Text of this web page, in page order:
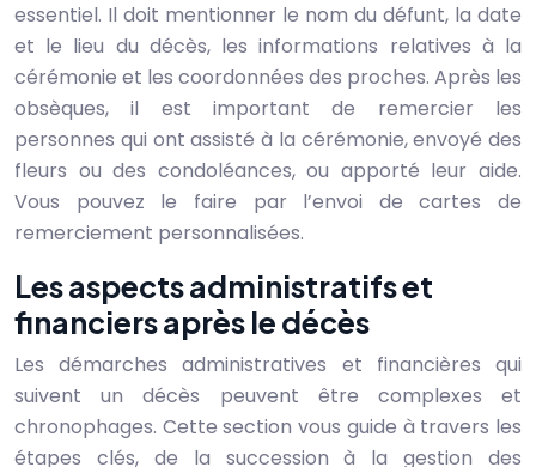
essentiel. Il doit mentionner le nom du défunt, la date
et le lieu du décès, les informations relatives à la
cérémonie et les coordonnées des proches. Après les
obsèques, il est important de remercier les
personnes qui ont assisté à la cérémonie, envoyé des
fleurs ou des condoléances, ou apporté leur aide.
Vous pouvez le faire par l’envoi de cartes de
remerciement personnalisées.
Les aspects administratifs et
financiers après le décès
Les démarches administratives et financières qui
suivent un décès peuvent être complexes et
chronophages. Cette section vous guide à travers les
étapes clés, de la succession à la gestion des